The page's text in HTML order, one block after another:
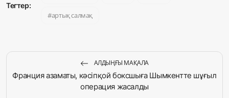
Тегтер:
артық салмақ
АЛДЫҢҒЫ МАҚАЛА
Франция азаматы, кәсіпқой боксшыға Шымкентте шұғыл
операция жасалды